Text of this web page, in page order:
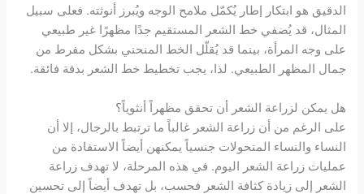
الدقيق هو ابتكار إطار يُكمّل ملامح الوجه ويُبرز أنوثته. فعلى سبيل
المثال، قد يُضفي خط الشعر المستقيم جدًا مظهرًا غير طبيعي
على وجه المرأة، بينما قد يُقلّل الخط المنحني بشكل مفرط من
جمال المظهر الطبيعي. لذا، يجب تخطيط خط الشعر بدقة فائقة.
هل يمكن لزراعة الشعر أن تحقق مظهراً أنثوياً؟
على الرغم من أن زراعة الشعر غالباً ما ترتبط بالرجال، إلا أن
النساء والنساء المتحولات جنسياً يمكنهن أيضاً الاستفادة من
عمليات زراعة الشعر اليوم. في هذه المرحلة، لا تهدف زراعة
الشعر إلى زيادة كثافة الشعر فحسب، بل تهدف أيضاً إلى تحسين